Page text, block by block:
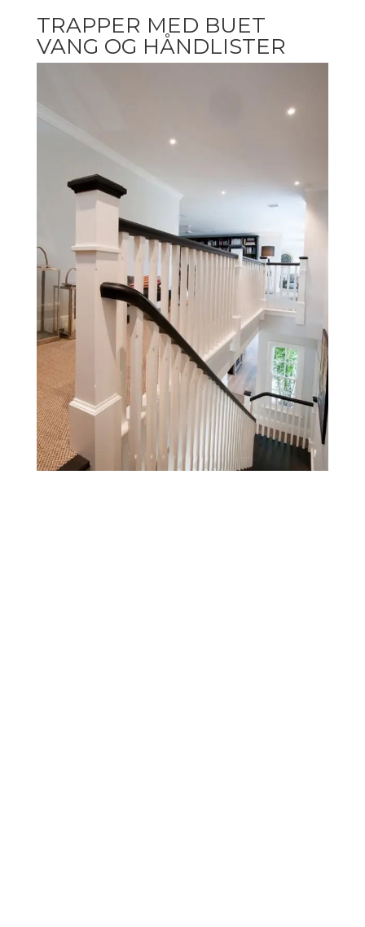
TRAPPER MED BUET
VANG OG HÅNDLISTER